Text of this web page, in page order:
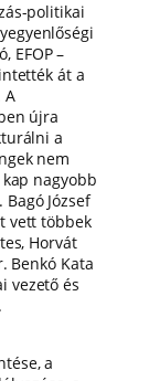
politikai
EFOP –
át a
A
újra
a
nem
nagyobb
József
vett többek
Horvát
Benkó Kata
vezető és
a